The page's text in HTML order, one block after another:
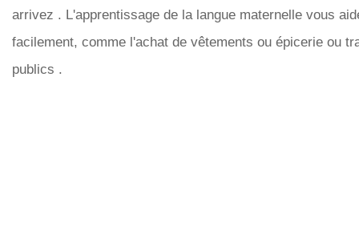
arrivez . L'apprentissage de la langue maternelle vous
facilement, comme l'achat de vêtements ou épicerie ou
publics .